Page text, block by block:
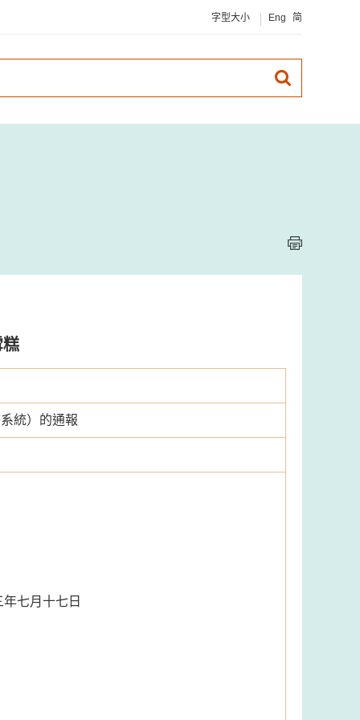
字型大小 Eng 简
糕
統）的通報
七月十七日